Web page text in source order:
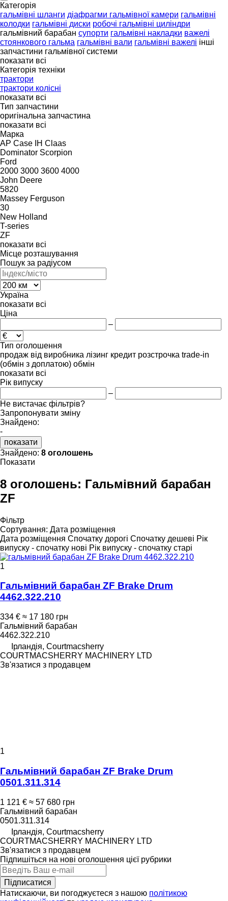
Категорія
гальмівні шланги діафрагми гальмівної камери гальмівні
колодки гальмівні диски робочі гальмівні циліндри
гальмівний барабан супорти гальмівні накладки важелі
стоянкового гальма гальмівні вали гальмівні важелі інші
запчастини гальмівної системи
показати всі
Категорія техніки
трактори
трактори колісні
показати всі
Тип запчастини
оригінальна запчастина
показати всі
Марка
AP Case IH Claas
Dominator Scorpion
Ford
2000 3000 3600 4000
John Deere
5820
Massey Ferguson
30
New Holland
T-series
ZF
показати всі
Місце розташування
Пошук за радіусом
Україна
показати всі
Ціна
–
Тип оголошення
продаж від виробника лізинг кредит розстрочка trade-in
(обмін з доплатою) обмін
показати всі
Рік випуску
–
Не вистачає фільтрів?
Запропонувати зміну
Знайдено:
-
показати
Знайдено: 8 оголошень
Показати
8 оголошень: Гальмівний барабан
ZF
Фільтр
Сортування: Дата розміщення
Дата розміщення Спочатку дорогі Спочатку дешеві Рік
випуску - спочатку нові Рік випуску - спочатку старі
1
Гальмівний барабан ZF Brake Drum
4462.322.210
334 € ≈ 17 180 грн
Гальмівний барабан
4462.322.210
Ірландія, Courtmacsherry
COURTMACSHERRY MACHINERY LTD
Зв'язатися з продавцем
1
Гальмівний барабан ZF Brake Drum
0501.311.314
1 121 € ≈ 57 680 грн
Гальмівний барабан
0501.311.314
Ірландія, Courtmacsherry
COURTMACSHERRY MACHINERY LTD
Зв'язатися з продавцем
Підпишіться на нові оголошення цієї рубрики
Підписатися
Натискаючи, ви погоджуєтеся з нашою політикою